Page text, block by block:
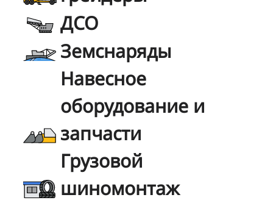
ДСО
Земснаряды
Навесное
оборудование и
запчасти
Грузовой
шиномонтаж